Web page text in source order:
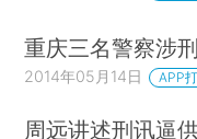
重庆三名警察涉
2014年05月14日 APP
周远讲述刑讯逼